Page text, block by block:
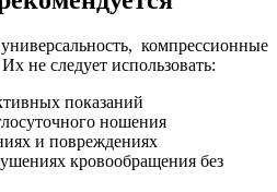
компрессионные
не следует использовать:
показаний
ношения
и повреждениях
кровообращения без